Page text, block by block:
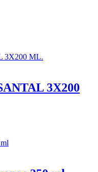
webu,
a reklamy.
cookies.